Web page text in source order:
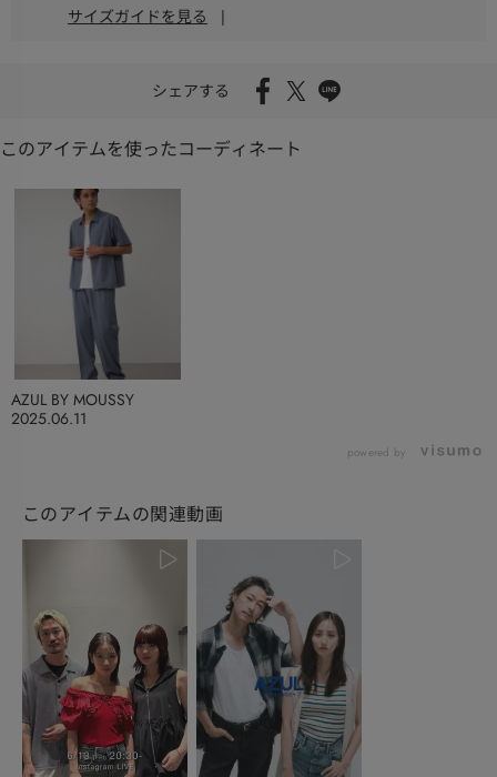
サイズガイドを見る |
シェアする
このアイテムを使ったコーディネート
2025.06.11
AZUL BY MOUSSY
powered by
このアイテムの関連動画